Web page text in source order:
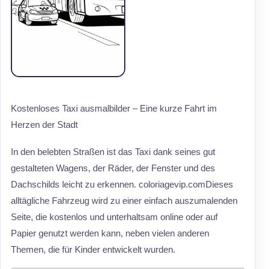
Kostenloses Taxi ausmalbilder – Eine kurze Fahrt im
Herzen der Stadt
In den belebten Straßen ist das Taxi dank seines gut
gestalteten Wagens, der Räder, der Fenster und des
Dachschilds leicht zu erkennen. coloriagevip.comDieses
alltägliche Fahrzeug wird zu einer einfach auszumalenden
Seite, die kostenlos und unterhaltsam online oder auf
Papier genutzt werden kann, neben vielen anderen
Themen, die für Kinder entwickelt wurden.